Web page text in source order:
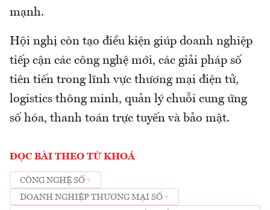
mạnh.
Hội nghị còn tạo điều kiện giúp doanh nghiệp
tiếp cận các công nghệ mới, các giải pháp số
tiên tiến trong lĩnh vực thương mại điện tử,
logistics thông minh, quản lý chuỗi cung ứng
số hóa, thanh toán trực tuyến và bảo mật.
ĐỌC BÀI THEO TỪ KHOÁ
CÔNG NGHỆ SỐ
DOANH NGHIỆP THƯƠNG MẠI SỐ